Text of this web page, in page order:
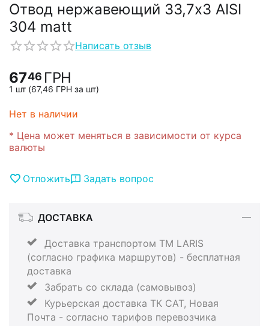
Отвод нержавеющий 33,7х3 AISI
304 matt
Написать отзыв
6746 ГРН
1 шт (67,46 ГРН за шт)
Нет в наличии
* Цена может меняться в зависимости от курса
валюты
Отложить Задать вопрос
ДОСТАВКА
Доставка транспортом ТМ LARIS
(согласно графика маршрутов) - бесплатная
доставка
Забрать со склада (самовывоз)
Курьерская доставка ТК САТ, Новая
Почта - согласно тарифов перевозчика